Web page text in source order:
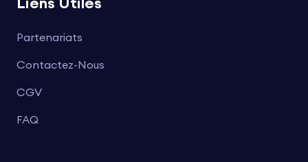
Partenariats
Contactez-Nous
CGV
FAQ